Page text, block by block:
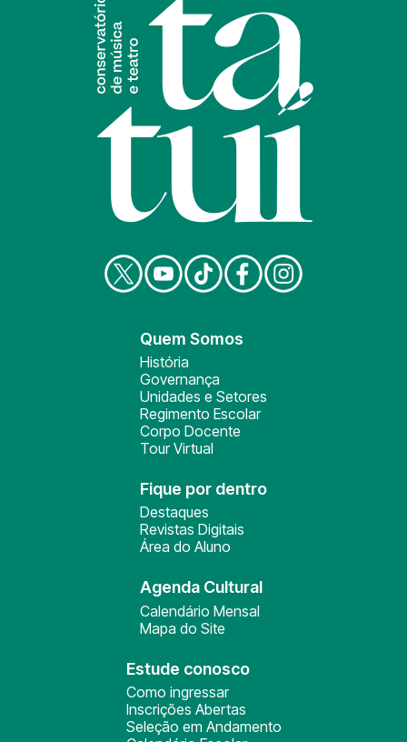
Quem Somos
História
Governança
Unidades e Setores
Regimento Escolar
Corpo Docente
Tour Virtual
Fique por dentro
Destaques
Revistas Digitais
Área do Aluno
Agenda Cultural
Calendário Mensal
Mapa do Site
Estude conosco
Como ingressar
Inscrições Abertas
Seleção em Andamento